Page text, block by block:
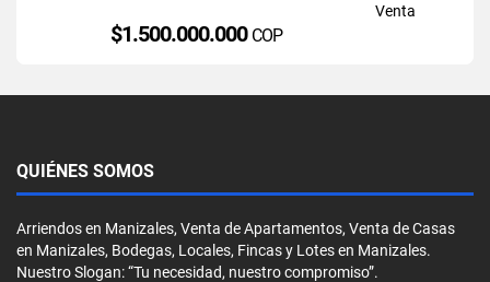
Venta
$1.500.000.000 COP
QUIÉNES SOMOS
Arriendos en Manizales, Venta de Apartamentos, Venta de Casas
en Manizales, Bodegas, Locales, Fincas y Lotes en Manizales.
Nuestro Slogan: “Tu necesidad, nuestro compromiso”.